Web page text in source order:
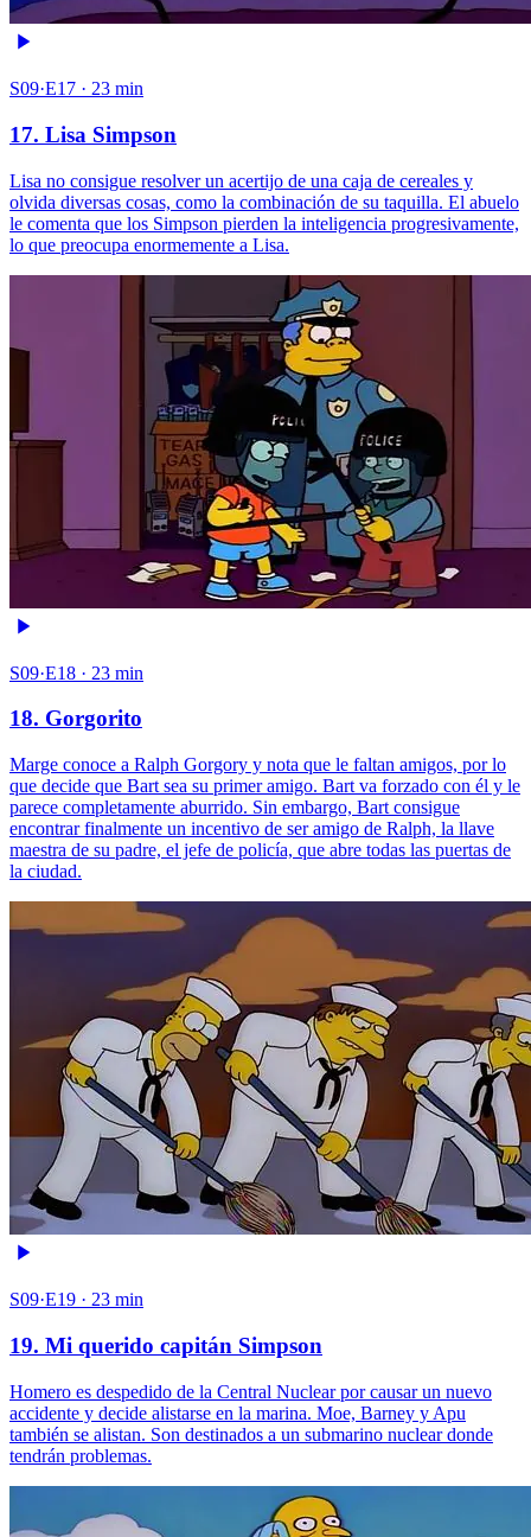
S09·E17 · 23 min
17. Lisa Simpson
Lisa no consigue resolver un acertijo de una caja de cereales y
olvida diversas cosas, como la combinación de su taquilla. El abuelo
le comenta que los Simpson pierden la inteligencia progresivamente,
lo que preocupa enormemente a Lisa.
S09·E18 · 23 min
18. Gorgorito
Marge conoce a Ralph Gorgory y nota que le faltan amigos, por lo
que decide que Bart sea su primer amigo. Bart va forzado con él y le
parece completamente aburrido. Sin embargo, Bart consigue
encontrar finalmente un incentivo de ser amigo de Ralph, la llave
maestra de su padre, el jefe de policía, que abre todas las puertas de
la ciudad.
S09·E19 · 23 min
19. Mi querido capitán Simpson
Homero es despedido de la Central Nuclear por causar un nuevo
accidente y decide alistarse en la marina. Moe, Barney y Apu
también se alistan. Son destinados a un submarino nuclear donde
tendrán problemas.